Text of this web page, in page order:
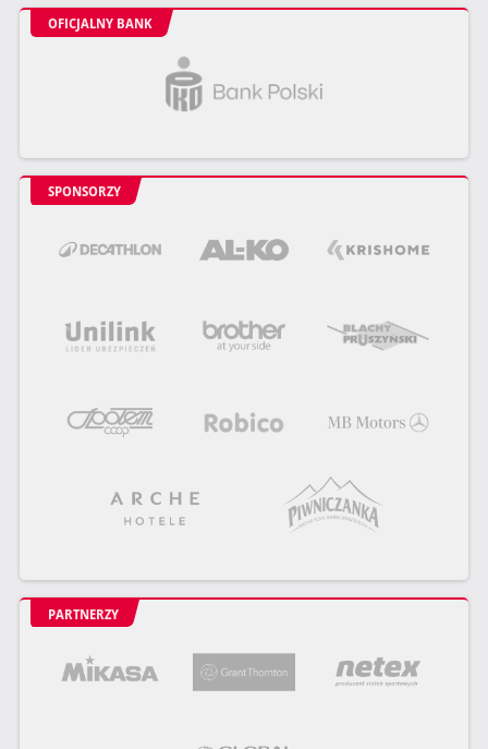
OFICJALNY BANK
SPONSORZY
PARTNERZY